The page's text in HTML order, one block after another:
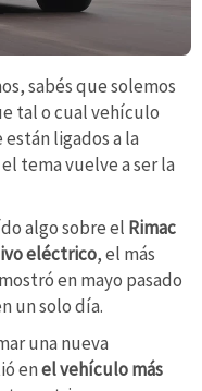
sabés que solemos
tal o cual vehículo
ligados a la
el tema vuelve a ser la
algo sobre el Rimac
eléctrico, el más
en mayo pasado
un solo día.
una nueva
enel vehículo más